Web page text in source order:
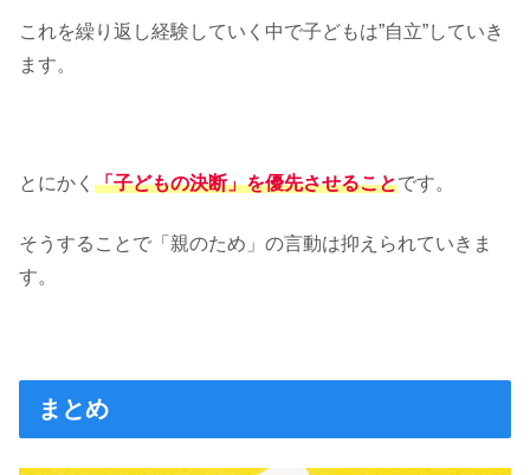
これを繰り返し経験していく中で子どもは”自立”していき
ます。
とにかく 「子どもの決断」を優先させることです。
そうすることで「親のため」の言動は抑えられていきま
す。
まとめ